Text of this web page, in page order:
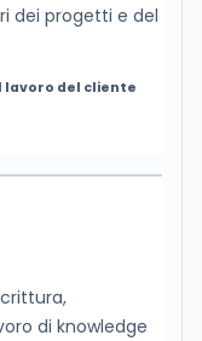
dei progetti e del
lavoro del cliente
di knowledge